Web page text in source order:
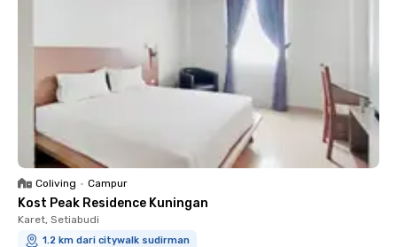
Coliving • Campur
Kost Peak Residence Kuningan
Karet, Setiabudi
1.2 km dari citywalk sudirman